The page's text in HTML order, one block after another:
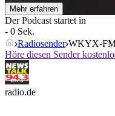
Mehr erfahren
Der Podcast startet in
- 0 Sek.
Radiosender WKYX-
Höre diesen Sender
radio.de